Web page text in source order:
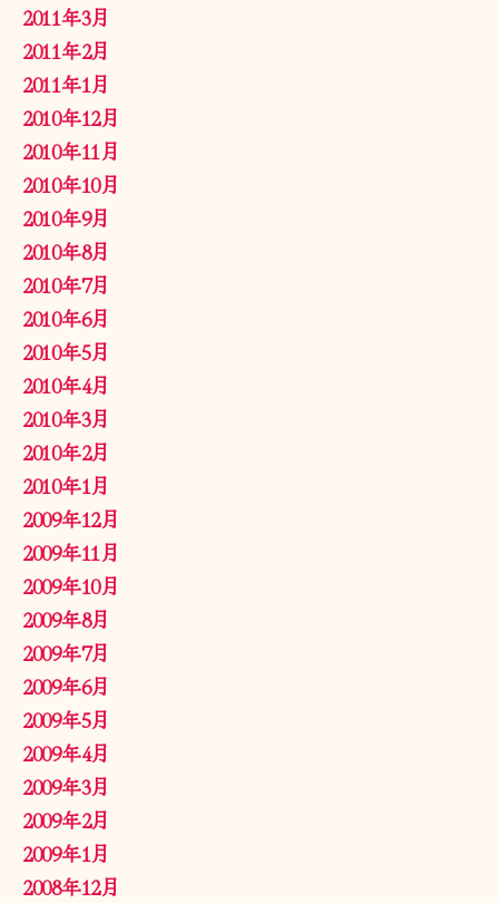
2011年3月
2011年2月
2011年1月
2010年12月
2010年11月
2010年10月
2010年9月
2010年8月
2010年7月
2010年6月
2010年5月
2010年4月
2010年3月
2010年2月
2010年1月
2009年12月
2009年11月
2009年10月
2009年8月
2009年7月
2009年6月
2009年5月
2009年4月
2009年3月
2009年2月
2009年1月
2008年12月